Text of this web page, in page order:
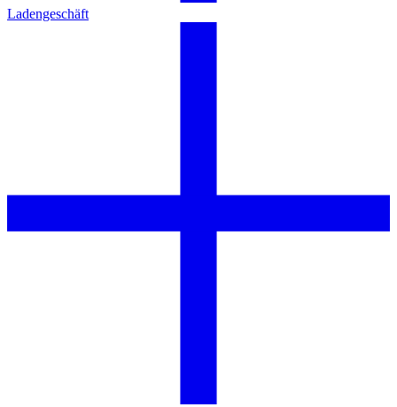
Ladengeschäft